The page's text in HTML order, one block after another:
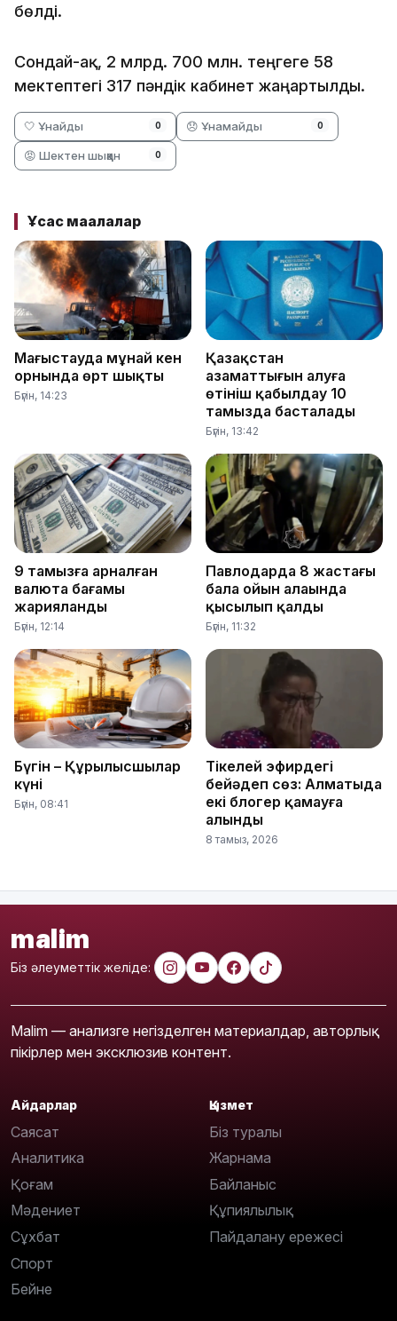
бөлді.
Сондай-ақ, 2 млрд. 700 млн. теңгеге 58
мектептегі 317 пәндік кабинет жаңартылды.
🤍 Ұнайды 0 😞 Ұнамайды 0
😡 Шектен шыққан 0
Ұқсас мақалалар
Маңғыстауда мұнай кен
орнында өрт шықты
Бүгін, 14:23
Қазақстан
азаматтығын алуға
өтініш қабылдау 10
тамызда басталады
Бүгін, 13:42
9 тамызға арналған
валюта бағамы
жарияланды
Бүгін, 12:14
Павлодарда 8 жастағы
бала ойын алаңында
қысылып қалды
Бүгін, 11:32
Бүгін – Құрылысшылар
күні
Бүгін, 08:41
Тікелей эфирдегі
бейәдеп сөз: Алматыда
екі блогер қамауға
алынды
8 тамыз, 2026
malim
Біз әлеуметтік желіде:
Malim — анализге негізделген материалдар, авторлық
пікірлер мен эксклюзив контент.
Айдарлар
Саясат
Аналитика
Қоғам
Мәдениет
Сұхбат
Спорт
Бейне
Қызмет
Біз туралы
Жарнама
Байланыс
Құпиялылық
Пайдалану ережесі